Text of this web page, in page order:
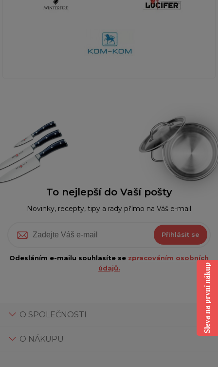
To nejlepší do Vaší pošty
Novinky, recepty, tipy a rady přímo na Váš e-mail
Přihlásit se
Odesláním e-mailu souhlasíte se zpracováním osobních
údajů.
O SPOLEČNOSTI
O NÁKUPU
Sleva na první nákup